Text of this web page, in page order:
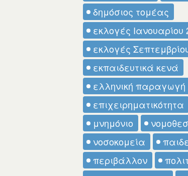
δημόσιος τομέας
εκλογές Ιανουαρίου
εκλογές
εκπαιδευτικά κενά
ελληνική παραγωγή
επιχειρηματικότητα
μνημόνιο
νοσοκομεία
περιβάλλον